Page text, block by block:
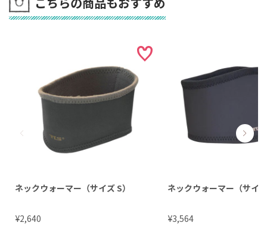
ネックウォーマー（サイズ S）
¥2,640
ネックウォーマー（サイ
¥3,564